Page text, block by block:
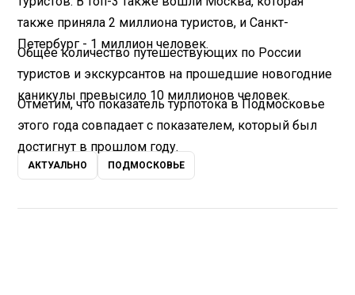
также приняла 2 миллиона туристов, и Санкт-
Петербург - 1 миллион человек.
Общее количество путешествующих по России
туристов и экскурсантов на прошедшие новогодние
каникулы превысило 10 миллионов человек.
Отметим, что показатель турпотока в Подмосковье
этого года совпадает с показателем, который был
достигнут в прошлом году.
АКТУАЛЬНО ПОДМОСКОВЬЕ